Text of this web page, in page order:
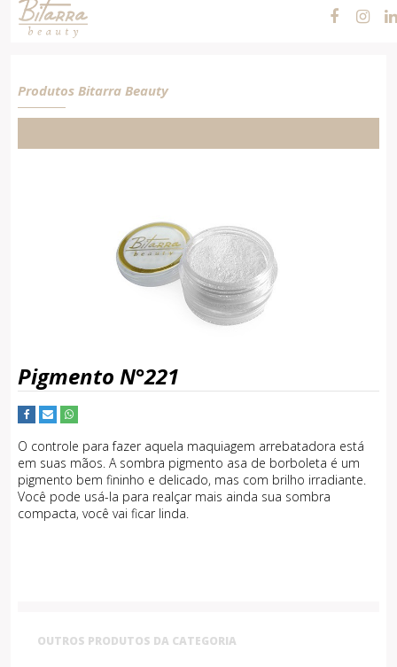
Produtos Bitarra Beauty
Pigmento N°221
O controle para fazer aquela maquiagem arrebatadora está
em suas mãos. A sombra pigmento asa de borboleta é um
pigmento bem fininho e delicado, mas com brilho irradiante.
Você pode usá-la para realçar mais ainda sua sombra
compacta, você vai ficar linda.
OUTROS PRODUTOS DA CATEGORIA